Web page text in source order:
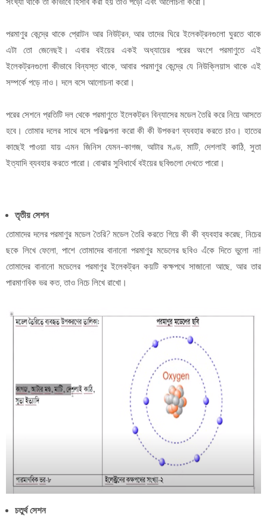
পরমাণুর কেন্দ্রে থাকে প্রোটন আর নিউট্রন, আর তাদের ঘিরে ইলেকট্রনগুলো ঘুরতে থাকে
এটা তো জেনেছই। এবার বইয়ের একই অধ্যায়ের পরের অংশে পরমাণুতে এই
ইলেকট্রনগুলো কীভাবে বিন্যস্ত থাকে, আবার পরমাণুর কেন্দ্রে যে নিউক্লিয়াস থাকে এই
সম্পর্কে পড়ে নাও। দলে বসে আলোচনা করো।
পরের সেশনে প্রতিটি দল থেকে পরমাণুতে ইলেকট্রন বিন্যাসের মডেল তৈরি করে নিয়ে আসতে
হবে। তোমার দলের সাথে বসে পরিকল্পনা করো কী কী উপকরণ ব্যবহার করতে চাও। হাতের
কাছেই পাওয়া যায় এমন জিনিস যেমন-কাগজ, আটার মণ্ড, মাটি, দেশলাই কাঠি, সুতা
ইত্যাদি ব্যবহার করতে পারো। বোঝার সুবিধার্থে বইয়ের ছবিগুলো দেখতে পারো।
তৃতীয় সেশন
তোমাদের দলের পরমাণুর মডেল তৈরি? মডেল তৈরি করতে গিয়ে কী কী ব্যবহার করেছ, নিচের
ছকে লিখে ফেলো, পাশে তোমাদের বানানো পরমাণুর মডেলের ছবিও এঁকে দিতে ভুলো না!
তোমাদের বানানো মডেলের পরমাণুর ইলেকট্রন কয়টি কক্ষপথে সাজানো আছে, আর তার
পারমাণবিক ভর কত, তাও নিচে লিখে রাখো।
চতুর্থ সেশন